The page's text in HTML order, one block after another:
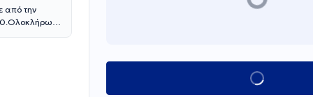
από την
Κλείσε ραντεβού